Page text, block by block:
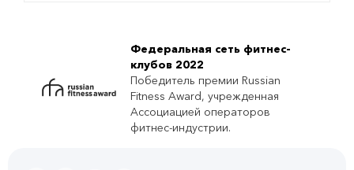
Федеральная сеть фитнес-
клубов 2022
Победитель премии Russian
Fitness Award, учрежденная
Ассоциацией операторов
фитнес-индустрии.